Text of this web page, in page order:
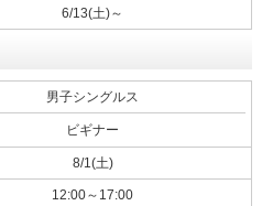
6/13(土)～
男子シングルス
ビギナー
8/1(土)
12:00～17:00